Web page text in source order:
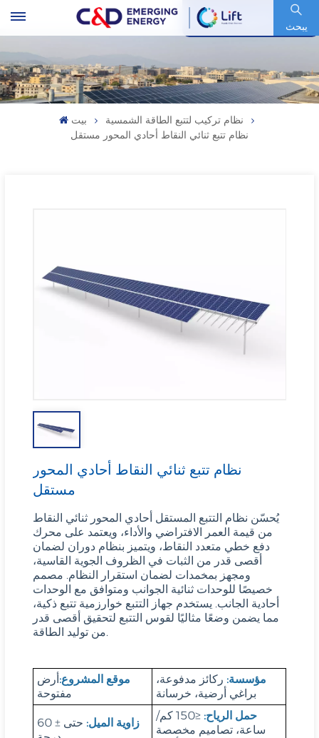
يبحث
رمز السهم : 600153.SH
بيت
نظام تركيب لتتبع الطاقة الشمسية
نظام تتبع ثنائي النقاط أحادي المحور مستقل
نظام تتبع ثنائي النقاط أحادي المحور
مستقل
يُحسّن نظام التتبع المستقل أحادي المحور ثنائي النقاط
من قيمة العمر الافتراضي والأداء، ويعتمد على محرك
دفع خطي متعدد النقاط، ويتميز بنظام دوران لضمان
أقصى قدر من الثبات في الظروف الجوية القاسية،
ومجهز بمخمدات لضمان استقرار النظام. مصمم
خصيصًا للوحدات ثنائية الجوانب ومتوافق مع الوحدات
أحادية الجانب. يستخدم جهاز التتبع خوارزمية تتبع ذكية،
مما يضمن وضعًا مثاليًا لقوس التتبع لتحقيق أقصى قدر
من توليد الطاقة.
موقع المشروع: أرض
مفتوحة
مؤسسة: ركائز مدفوعة،
براغي أرضية، خرسانة
زاوية الميل:
حتى ± 60
حمل الرياح:
≤150 كم/
ساعة، تصاميم مخصصة